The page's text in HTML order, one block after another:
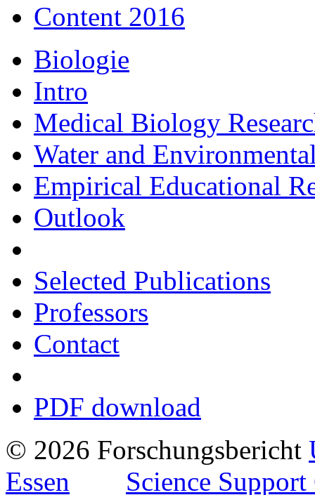
Content 2016
Biologie
Intro
Medical Biology
Water and
Empirical Educational
Outlook
Selected Publications
Professors
Contact
PDF download
© 2026 Forschungsbericht
Essen
Science